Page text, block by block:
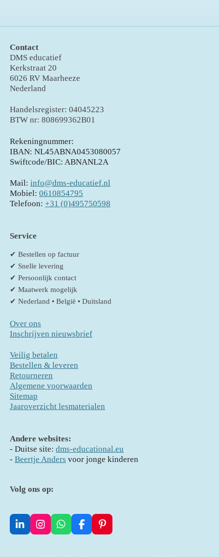
Contact
DMS educatief
Kerkstraat 20
6026 RV Maarheeze
Nederland
Handelsregister: 04045223
BTW nr: 808699362B01
Rekeningnummer:
IBAN: NL45ABNA0453080057
Swiftcode/BIC: ABNANL2A
Mail: info@dms-educatief.nl
Mobiel: 0610854795
Telefoon: +31 (0)495750598
Service
✔ Bestellen op factuur
✔ Snelle levering
✔ Persoonlijk contact
✔ Maatwerk mogelijk
✔ Nederland • België • Duitsland
Over ons
Inschrijven nieuwsbrief
Veilig betalen
Bestellen & leveren
Retourneren
Algemene voorwaarden
Sitemap
Jaaroverzicht lesmaterialen
Andere websites:
- Duitse site: dms-educational.eu
- Beertje Anders voor jonge kinderen
Volg ons op:
L
I
W
F
P